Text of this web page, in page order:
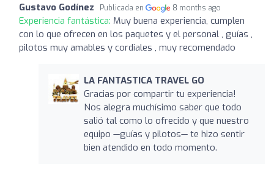
Gustavo Godínez Publicada en 8 months ago
Experiencia fantástica: Muy buena experiencia, cumplen
con lo que ofrecen en los paquetes y el personal , guías ,
pilotos muy amables y cordiales , muy recomendado
LA FANTASTICA TRAVEL GO
Gracias por compartir tu experiencia!
Nos alegra muchísimo saber que todo
salió tal como lo ofrecido y que nuestro
equipo —guías y pilotos— te hizo sentir
bien atendido en todo momento.